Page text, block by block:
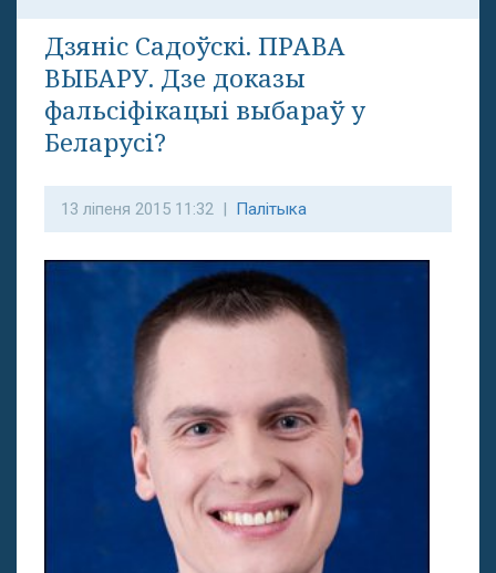
Дзяніс Садоўскі. ПРАВА
ВЫБАРУ. Дзе доказы
фальсіфікацыі выбараў у
Беларусі?
13 ліпеня 2015 11:32 | Палітыка